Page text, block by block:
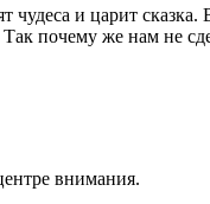
и царит
почему же нам не
внимания.